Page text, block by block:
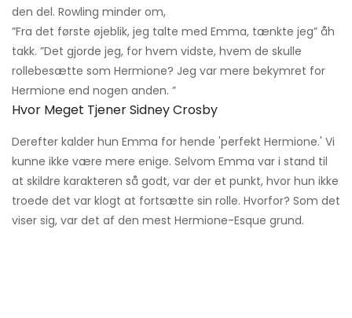
den del. Rowling minder om,
”Fra det første øjeblik, jeg talte med Emma, ​​tænkte jeg” åh
takk. ”Det gjorde jeg, for hvem vidste, hvem de skulle
rollebesætte som Hermione? Jeg var mere bekymret for
Hermione end nogen anden. ”
Hvor Meget Tjener Sidney Crosby
Derefter kalder hun Emma for hende 'perfekt Hermione.' Vi
kunne ikke være mere enige. Selvom Emma var i stand til
at skildre karakteren så godt, var der et punkt, hvor hun ikke
troede det var klogt at fortsætte sin rolle. Hvorfor? Som det
viser sig, var det af den mest Hermione-Esque grund.